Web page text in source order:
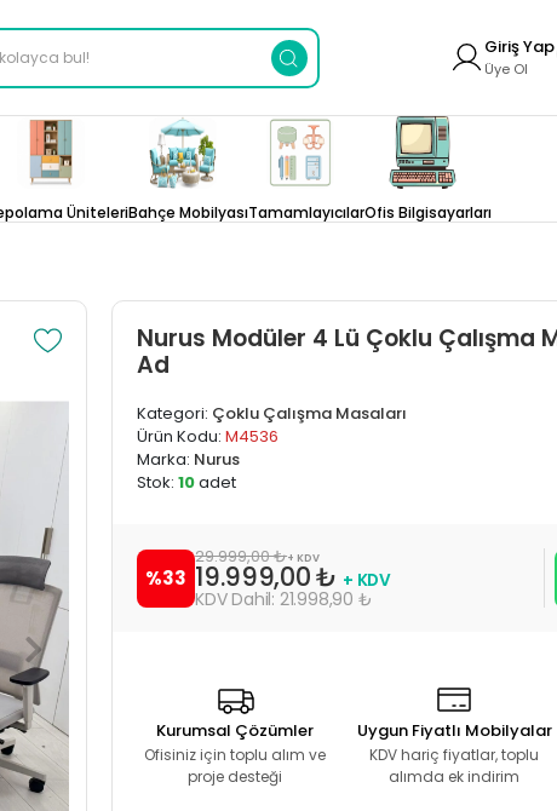
Giriş Yap
Üye Ol
ÜniteleriBahçe MobilyasıTamamlayıcılarOfis Bilgisayarları
Nurus Modüler 4 Lü Çoklu Çalışma
Ad
Kategori: Çoklu Çalışma Masaları
Ürün Kodu:M4536
Marka: Nurus
Stok:10adet
%33
29.999,00 ₺+ KDV
19.999,00 ₺ + KDV
21.998,90 ₺
Kurumsal Çözümler
Ofisiniz için toplu alım ve
proje desteği
Uygun Fiyatlı Mobilyalar
KDV hariç fiyatlar, toplu
alımda ek indirim